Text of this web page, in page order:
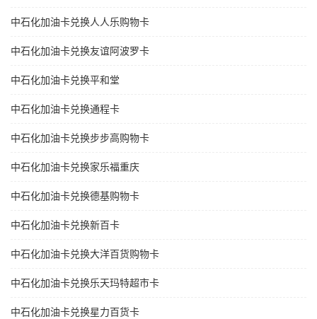
中石化加油卡兑换人人乐购物卡
中石化加油卡兑换友谊阿波罗卡
中石化加油卡兑换平和堂
中石化加油卡兑换通程卡
中石化加油卡兑换步步高购物卡
中石化加油卡兑换家乐福重庆
中石化加油卡兑换德基购物卡
中石化加油卡兑换新百卡
中石化加油卡兑换大洋百货购物卡
中石化加油卡兑换乐天玛特超市卡
中石化加油卡兑换星力百货卡